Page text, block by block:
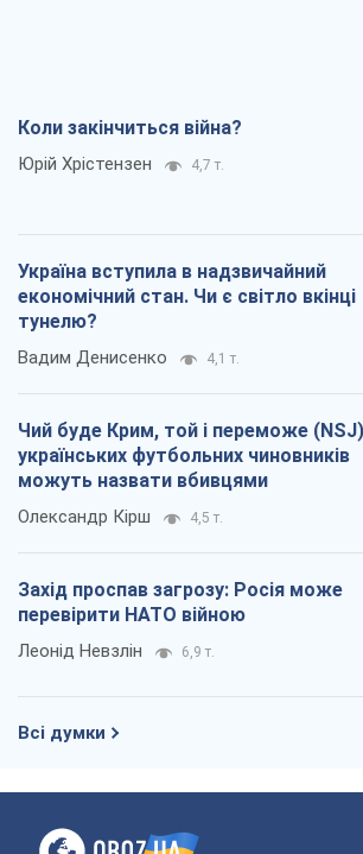
Коли закінчиться війна?
Юрій Хрістензен 4,7 т.
Україна вступила в надзвичайний
економічний стан. Чи є світло вкінці
тунелю?
Вадим Денисенко 4,1 т.
Чий буде Крим, той і переможе
українських футбольних чиновників
можуть назвати вбивцями
Олександр Кірш 4,5 т.
Захід проспав загрозу: Росія може
перевірити НАТО війною
Леонід Невзлін 6,9 т.
Всі думки